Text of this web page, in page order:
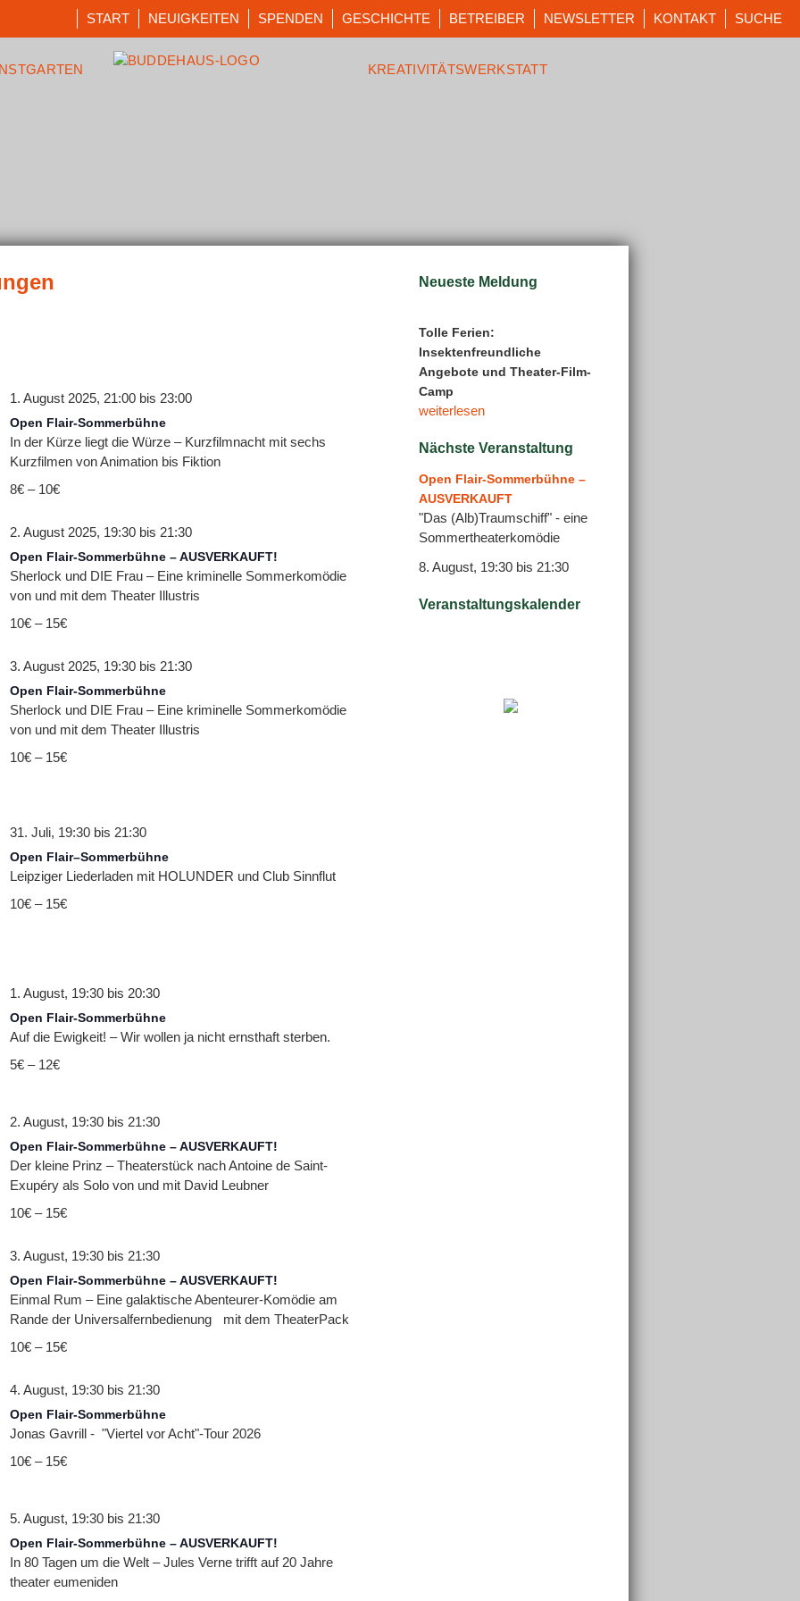
START NEUIGKEITEN SPENDEN GESCHICHTE BETREIBER NEWSLETTER KONTAKT SUCHE
KREATIVITÄTSWERKSTATT
Open Flair-Sommerbühne
1. August 2025, 21:00bis 23:00
In der Kürze liegt die Würze – Kurzfilmnacht mit sechs
Kurzfilmen von Animation bis Fiktion
8€ – 10€
Open Flair-Sommerbühne – AUSVERKAUFT!
2. August 2025, 19:30bis 21:30
Sherlock und DIE Frau – Eine kriminelle Sommerkomödie
von und mit dem Theater Illustris
10€ – 15€
Open Flair-Sommerbühne
3. August 2025, 19:30bis 21:30
Sherlock und DIE Frau – Eine kriminelle Sommerkomödie
von und mit dem Theater Illustris
10€ – 15€
Open Flair–Sommerbühne
31. Juli, 19:30bis 21:30
Leipziger Liederladen mit HOLUNDER und Club Sinnflut
10€ – 15€
Open Flair-Sommerbühne
1. August, 19:30bis 20:30
Auf die Ewigkeit! – Wir wollen ja nicht ernsthaft sterben.
5€ – 12€
Open Flair-Sommerbühne – AUSVERKAUFT!
2. August, 19:30bis 21:30
Der kleine Prinz – Theaterstück nach Antoine de Saint-
Exupéry als Solo von und mit David Leubner
10€ – 15€
Open Flair-Sommerbühne – AUSVERKAUFT!
3. August, 19:30bis 21:30
Einmal Rum – Eine galaktische Abenteurer-Komödie am
Rande der Universalfernbedienung mit dem TheaterPack
10€ – 15€
Open Flair-Sommerbühne
4. August, 19:30bis 21:30
Jonas Gavrill - "Viertel vor Acht"-Tour 2026
10€ – 15€
Open Flair-Sommerbühne – AUSVERKAUFT!
5. August, 19:30bis 21:30
In 80 Tagen um die Welt – Jules Verne trifft auf 20 Jahre
theater eumeniden
Neueste Meldung
Tolle Ferien:
Insektenfreundliche
Angebote und Theater-Film-
Camp
weiterlesen
Nächste Veranstaltung
Open Flair-Sommerbühne –
AUSVERKAUFT
"Das (Alb)Traumschiff" - eine
Sommertheaterkomödie
8. August, 19:30 bis 21:30
Veranstaltungskalender